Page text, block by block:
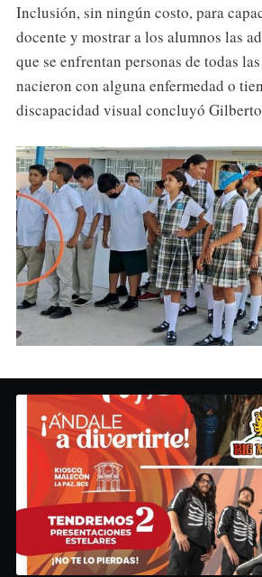
Inclusión, sin ningún costo, para
docente y mostrar a los alumnos las
que se enfrentan personas de todas
nacieron con alguna enfermedad o
discapacidad visual concluyó